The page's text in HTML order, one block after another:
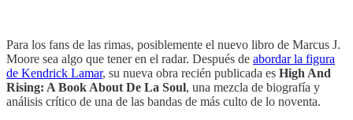
Para los fans de las rimas, posiblemente el nuevo libro de Marcus J.
Moore sea algo que tener en el radar. Después de abordar la figura
de Kendrick Lamar, su nueva obra recién publicada es High And
Rising: A Book About De La Soul, una mezcla de biografía y
análisis crítico de una de las bandas de más culto de lo noventa.